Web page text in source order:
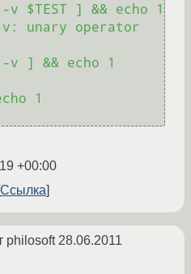
$TEST ] && echo 1
unary operator
] && echo 1
1
+00:00
Ссылка
philosoft 28.06.2011